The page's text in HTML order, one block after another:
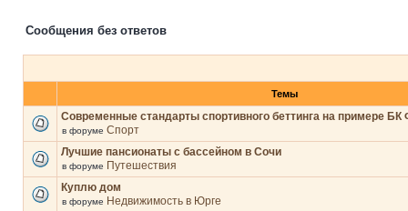
Сообщения без ответов
Темы
Современные стандарты спортивного беттинга на примере БК
в форуме Спорт
Лучшие пансионаты с бассейном в Сочи
в форуме Путешествия
Куплю дом
в форуме Недвижимость в Юрге